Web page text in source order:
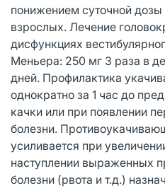
понижением суточной
взрослых. Лечение
дисфункциях
Меньера: 250 мг 3 раза в
дней. Профилактика
однократно за 1 час до
качки или при появлении
болезни.
усиливается при
наступлении выраженных
болезни (рвота и т.д.)